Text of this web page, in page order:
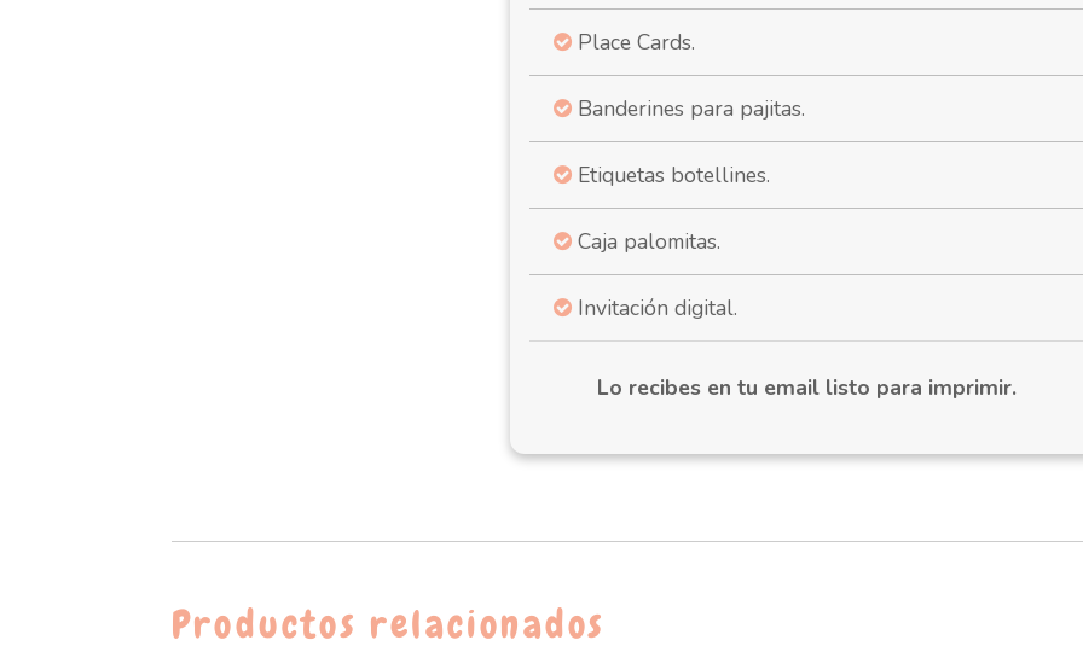
Place Cards.
Banderines para pajitas.
Etiquetas botellines.
Caja palomitas.
Invitación digital.
Lo recibes en tu email listo para imprimir.
Productos relacionados